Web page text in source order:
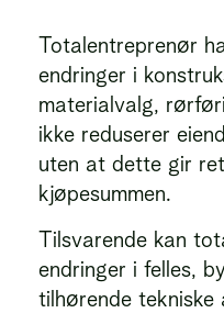
Totalentreprenør
endringer i
materialvalg,
ikke reduserer
uten at dette gir
kjøpesummen.
Tilsvarende kan
endringer i felles,
tilhørende tekniske